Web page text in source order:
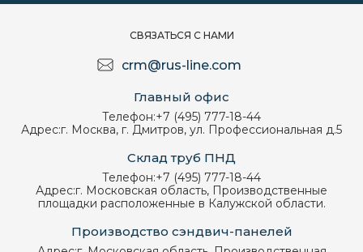
СВЯЗАТЬСЯ С НАМИ
crm@rus-line.com
Главный офис
Телефон:+7 (495) 777-18-44
Адрес:г. Москва, г. Дмитров, ул. Профессиональная д.5
Склад труб ПНД
Телефон:+7 (495) 777-18-44
Адрес:г. Московская область, Производственные
площадки расположенные в Калужской области.
Производство сэндвич-панелей